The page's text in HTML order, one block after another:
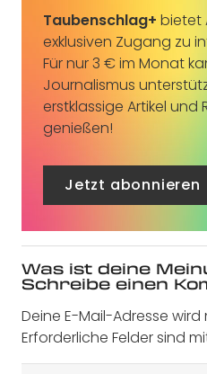
Taubenschlag+ bietet
exklusiven Zugang zu
Für nur 3 € im Monat
Journalismus
erstklassige Artikel und
genießen!
Jetzt abonnieren
Was ist deine
Schreibe einen
Deine E-Mail-Adresse
Erforderliche Felder sind